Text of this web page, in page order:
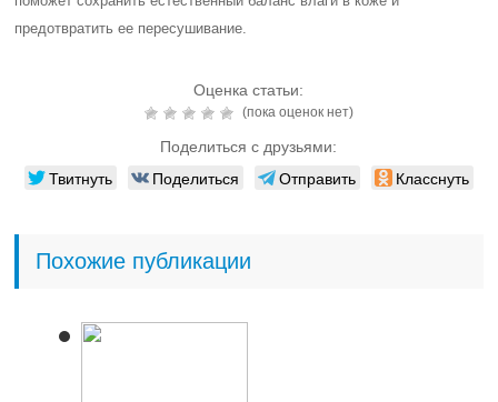
предотвратить ее пересушивание.
Оценка статьи:
(пока оценок нет)
Поделиться с друзьями:
Твитнуть Поделиться Отправить Класснуть
Похожие публикации